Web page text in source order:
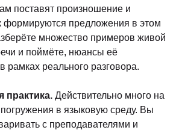
поставят произношение и
формируются предложения в этом
множество примеров живой
и поймёте, нюансы её
рамках реального разговора.
практика. Действительно много на
погружения в языковую среду. Вы
с преподавателями и